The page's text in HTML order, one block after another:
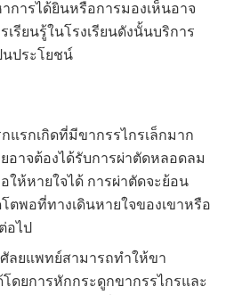
การได้ยินหรือการมองเห็นอาจ
รียนรู้ในโรงเรียนดังนั้นบริการ
นประโยชน์
แรกเกิดที่มีขากรรไกรเล็กมาก
อาจต้องได้รับการผ่าตัดหลอดลม
ให้หายใจได้ การผ่าตัดจะย้อน
ตพอที่ทางเดินหายใจของเขาหรือ
อไป
ศัลยแพทย์สามารถทำให้ขา
ดยการหักกระดูกขากรรไกรและ